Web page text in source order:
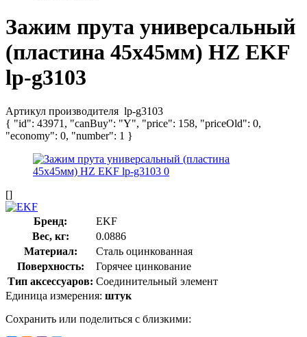
Зажим прута универсальный
(пластина 45х45мм) HZ EKF
lp-g3103
Артикул производителя lp-g3103
{ "id": 43971, "canBuy": "Y", "price": 158, "priceOld": 0,
"economy": 0, "number": 1 }
[]
Бренд:
EKF
Вес, кг:
0.0886
Материал:
Сталь оцинкованная
Поверхность:
Горячее цинкование
Тип аксессуаров: Соединительный элемент
Единица измерения: штук
Сохранить или поделиться с близкими: